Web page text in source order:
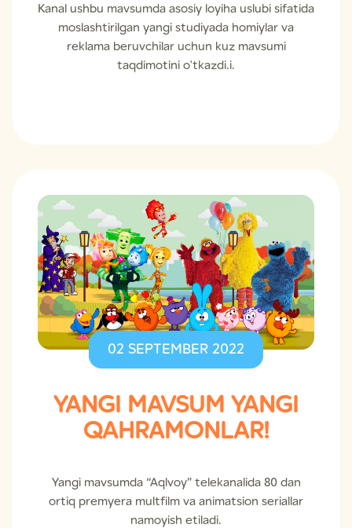
Kanal ushbu mavsumda asosiy loyiha uslubi sifatida
moslashtirilgan yangi studiyada homiylar va
reklama beruvchilar uchun kuz mavsumi
taqdimotini o'tkazdi.i.
02 SEPTEMBER 2022
YANGI MAVSUM YANGI
QAHRAMONLAR!
Yangi mavsumda “Aqlvoy” telekanalida 80 dan
ortiq premyera multfilm va animatsion seriallar
namoyish etiladi.